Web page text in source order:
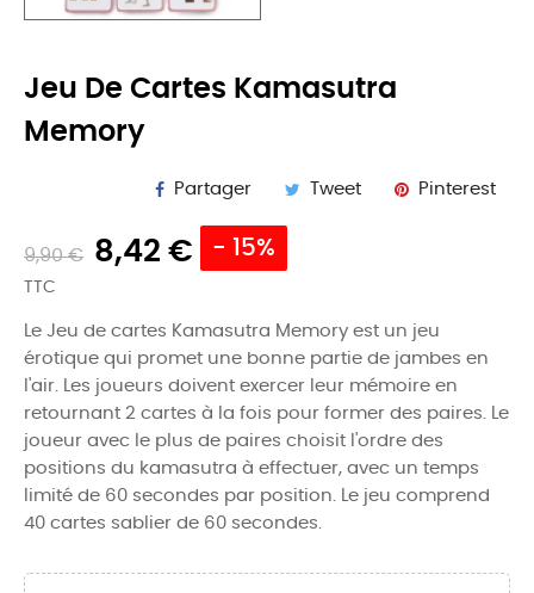
Jeu De Cartes Kamasutra
Memory
Partager Tweet Pinterest
9,90 € 8,42 € - 15%
TTC
Le Jeu de cartes Kamasutra Memory est un jeu
érotique qui promet une bonne partie de jambes en
l'air. Les joueurs doivent exercer leur mémoire en
retournant 2 cartes à la fois pour former des paires. Le
joueur avec le plus de paires choisit l'ordre des
positions du kamasutra à effectuer, avec un temps
limité de 60 secondes par position. Le jeu comprend
40 cartes sablier de 60 secondes.